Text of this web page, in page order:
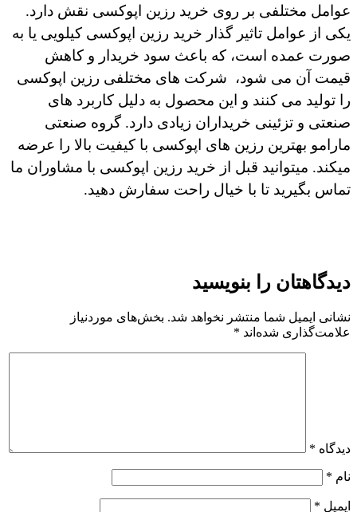
عوامل مختلفی بر روی خرید رزین اپوکسی نقش دارد.
یکی از عوامل تاثیر گذار خرید رزین اپوکسی کیلویی یا به
صورت عمده است، که باعث سود خریدار و کاهش
قیمت آن می شود،
شرکت های مختلفی رزین اپوکسی
را تولید می کنند و این محصول به دلیل کاربرد های
صنعتی و تزئینی خریداران زیادی دارد. گروه صنعتی
مارامو بهترین رزین های اپوکسی با کیفیت بالا را عرضه
میکند. میتوانید قبل از خرید رزین اپوکسی با مشاوران ما
تماس بگیرید تا با خیال راحت سفارش دهید.
دیدگاهتان را بنویسید
نشانی ایمیل شما منتشر نخواهد شد. بخش‌های موردنیاز
علامت‌گذاری شده‌اند *
دیدگاه *
نام *
ایمیل *